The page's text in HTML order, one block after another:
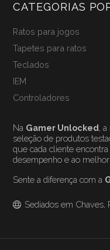
CATEGORIAS
Ratos para jogos
Tapetes para ratos
Teclados
IEM
Controladores
Na Gamer Unlocked ,
seleção de produtos
que cada cliente
desempenho e ao melhor
Sente a diferença com a
Sediados em Chaves,